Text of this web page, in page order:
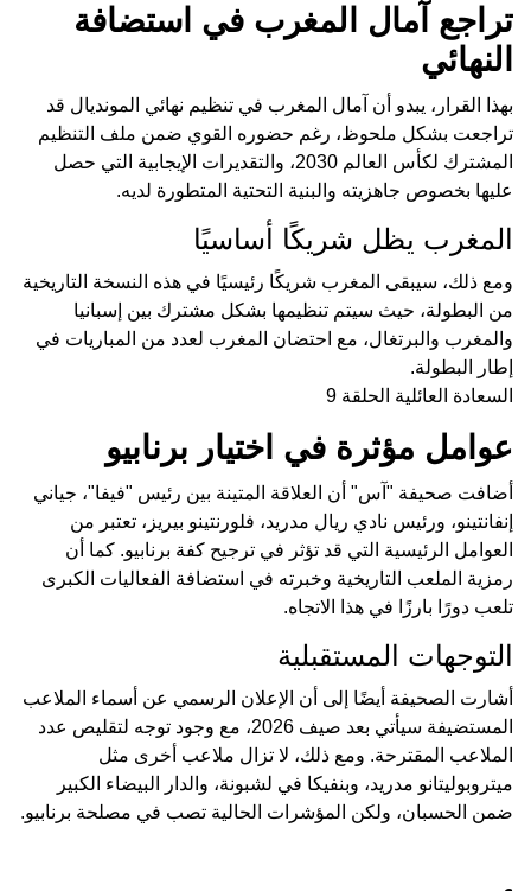
تراجع آمال المغرب في استضافة
النهائي
بهذا القرار، يبدو أن آمال المغرب في تنظيم نهائي المونديال قد
تراجعت بشكل ملحوظ، رغم حضوره القوي ضمن ملف التنظيم
المشترك لكأس العالم 2030، والتقديرات الإيجابية التي حصل
عليها بخصوص جاهزيته والبنية التحتية المتطورة لديه.
المغرب يظل شريكًا أساسيًا
ومع ذلك، سيبقى المغرب شريكًا رئيسيًا في هذه النسخة التاريخية
من البطولة، حيث سيتم تنظيمها بشكل مشترك بين إسبانيا
والمغرب والبرتغال، مع احتضان المغرب لعدد من المباريات في
إطار البطولة.
السعادة العائلية الحلقة 9
عوامل مؤثرة في اختيار برنابيو
أضافت صحيفة "آس" أن العلاقة المتينة بين رئيس "فيفا"، جياني
إنفانتينو، ورئيس نادي ريال مدريد، فلورنتينو بيريز، تعتبر من
العوامل الرئيسية التي قد تؤثر في ترجيح كفة برنابيو. كما أن
رمزية الملعب التاريخية وخبرته في استضافة الفعاليات الكبرى
تلعب دورًا بارزًا في هذا الاتجاه.
التوجهات المستقبلية
أشارت الصحيفة أيضًا إلى أن الإعلان الرسمي عن أسماء الملاعب
المستضيفة سيأتي بعد صيف 2026، مع وجود توجه لتقليص عدد
الملاعب المقترحة. ومع ذلك، لا تزال ملاعب أخرى مثل
ميتروبوليتانو مدريد، وبنفيكا في لشبونة، والدار البيضاء الكبير
ضمن الحسبان، ولكن المؤشرات الحالية تصب في مصلحة برنابيو.